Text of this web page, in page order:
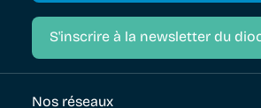
S'inscrire à la newsletter du
Nos réseaux